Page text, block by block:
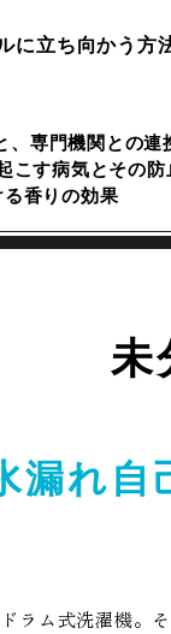
に立ち向かう方
、専門機関との連
こす病気とその防
香りの効果
未
漏れ
ラム式洗濯機。